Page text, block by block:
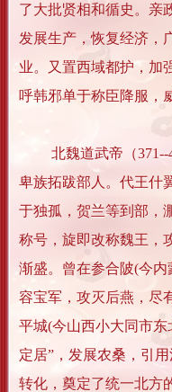
了大批贤相和循史。亲
发展生产，恢复经济，
业。又置西域都护，加
呼韩邪单于称臣降服，
北魏道武帝（371--
卑族拓跋部人。代王什
于独孤，贺兰等到部，
称号，旋即改称魏王，
渐盛。曾在参合陂(今
容宝军，攻灭后燕，尽
平城(今山西小大同市东
定居”，发展农桑，引
转化，奠定了统一北方